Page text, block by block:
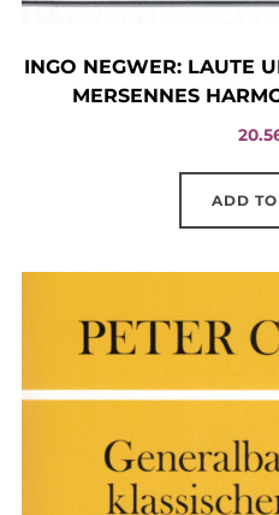
INGO NEGWER: LAUTE
MERSENNES
ADD